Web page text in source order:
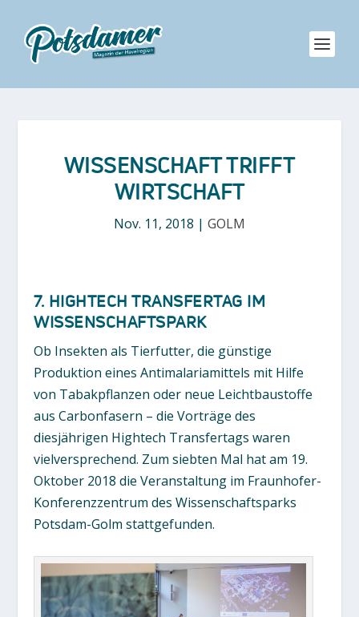
WISSENSCHAFT TRIFFT
WIRTSCHAFT
Nov. 11, 2018 | GOLM
7. HIGHTECH TRANSFERTAG IM
WISSENSCHAFTSPARK
Ob Insekten als Tierfutter, die günstige
Produktion eines Antimalariamittels mit Hilfe
von Tabakpflanzen oder neue Leichtbaustoffe
aus Carbonfasern – die Vorträge des
diesjährigen Hightech Transfertags waren
vielversprechend. Zum siebten Mal hat am 19.
Oktober 2018 die Veranstaltung im Fraunhofer-
Konferenzzentrum des Wissenschaftsparks
Potsdam-Golm stattgefunden.